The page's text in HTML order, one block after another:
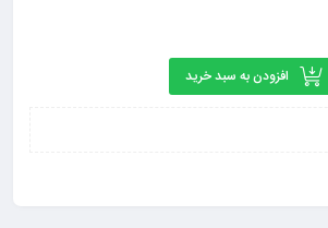
افزودن به سبد خرید